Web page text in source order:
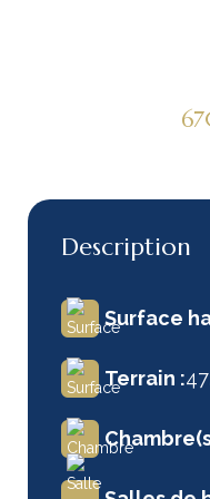
Description
Surface
Terrain :